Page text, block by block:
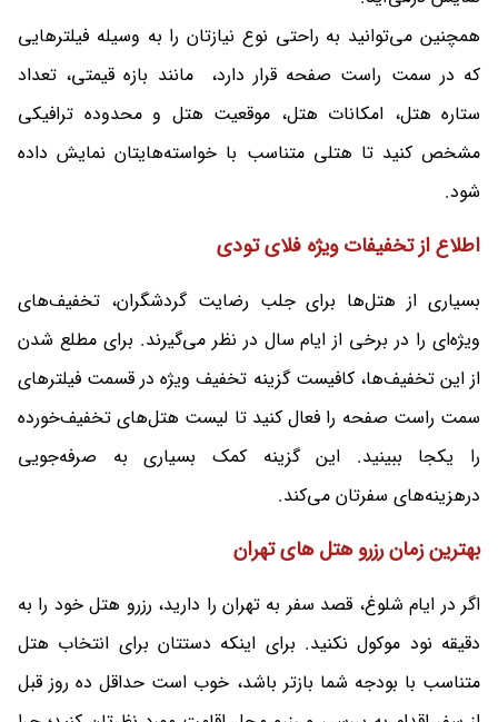
همچنین می‌توانید به راحتی نوع نیازتان را به وسیله فیلترهایی
که در سمت راست صفحه قرار دارد، مانند بازه قیمتی، تعداد
ستاره هتل، امکانات هتل، موقعیت هتل و محدوده ترافیکی
مشخص کنید تا هتلی متناسب با خواسته‌هایتان نمایش داده
شود.
اطلاع از تخفیفات ویژه فلای تودی
بسیاری از هتل‌ها برای جلب رضایت گردشگران، تخفیف‌های
ویژه‌ای را در برخی از ایام سال در نظر می‌گیرند. برای مطلع شدن
از این تخفیف‌ها، کافیست گزینه تخفیف‌ ویژه در قسمت فیلترهای
سمت راست صفحه را فعال کنید تا لیست هتل‌های تخفیف‌خورده
را یکجا ببینید. این گزینه کمک بسیاری به صرفه‌جویی
درهزینه‌های سفرتان می‌کند.
بهترین زمان رزرو هتل های تهران
اگر در ایام شلوغ، قصد سفر به تهران را دارید، رزرو هتل خود را به
دقیقه نود موکول نکنید. برای اینکه دستتان برای انتخاب هتل
متناسب با بودجه شما بازتر باشد، خوب است حداقل ده روز قبل